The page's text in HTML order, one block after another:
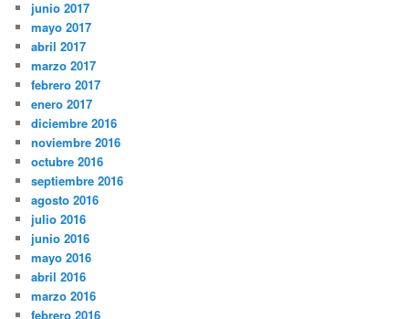
junio 2017
mayo 2017
abril 2017
marzo 2017
febrero 2017
enero 2017
diciembre 2016
noviembre 2016
octubre 2016
septiembre 2016
agosto 2016
julio 2016
junio 2016
mayo 2016
abril 2016
marzo 2016
febrero 2016